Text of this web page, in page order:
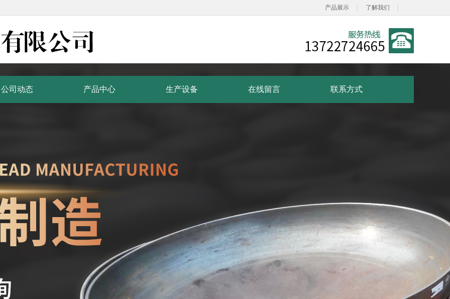
产品展示 了解我们
公司动态 产品中心 生产设备 在线留言 联系方式